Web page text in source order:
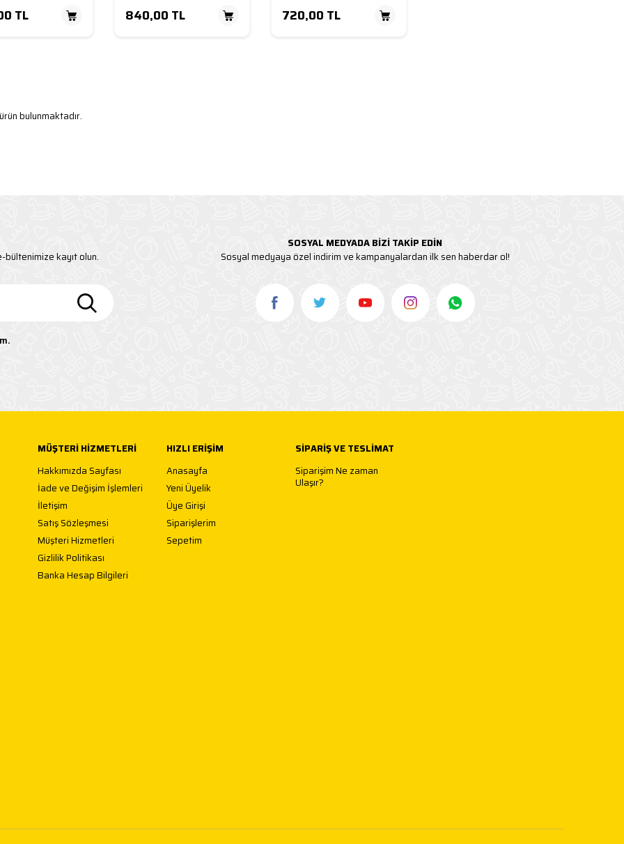
TL 840,00 TL 720,00 TL
bulunmaktadır.
kayıt olun.
SOSYAL MEDYADA BİZİ TAKİP EDİN
Sosyal medyaya özel indirim ve kampanyalardan ilk sen haberdar ol!
MÜŞTERI HIZMETLERI
Hakkımızda Sayfası
İade ve Değişim İşlemleri
İletişim
Satış Sözleşmesi
Müşteri Hizmetleri
Gizlilik Politikası
Banka Hesap Bilgileri
HIZLI ERIŞIM
Anasayfa
Yeni Üyelik
Üye Girişi
Siparişlerim
Sepetim
SIPARIŞ VE TESLIMAT
Siparişim Ne zaman
Ulaşır?